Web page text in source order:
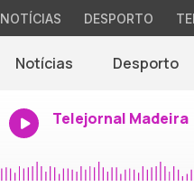
NOTÍCIAS DESPORTO
Notícias Desporto
Telejornal Madeira